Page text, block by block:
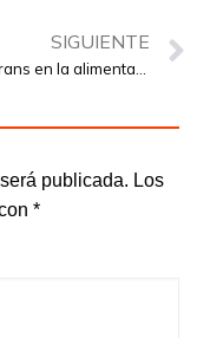
SIGUIENTE
publicada. Los
*